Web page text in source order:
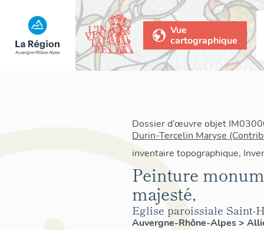
Vue
cartographique
Dossier d’œuvre objet
Durin-Tercelin Maryse
inventaire topographique,
Peinture
majesté,
Eglise paroissiale Saint-
Auvergne-Rhône-Alpes>